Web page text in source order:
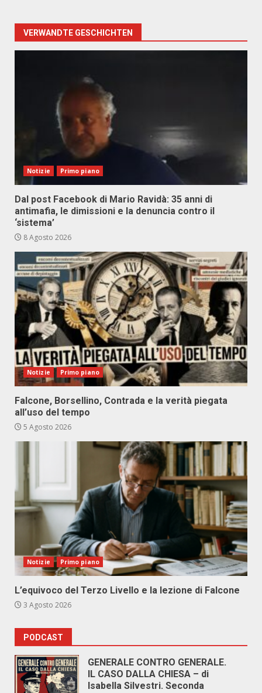
VERWANDTE GESCHICHTEN
Notizie Primo piano
Dal post Facebook di Mario Ravidà: 35 anni di
antimafia, le dimissioni e la denuncia contro il
‘sistema’
8 Agosto 2026
Notizie Primo piano
Falcone, Borsellino, Contrada e la verità piegata
all’uso del tempo
5 Agosto 2026
Notizie Primo piano
L’equivoco del Terzo Livello e la lezione di Falcone
3 Agosto 2026
PODCAST
GENERALE CONTRO GENERALE.
IL CASO DALLA CHIESA – di
Isabella Silvestri. Seconda